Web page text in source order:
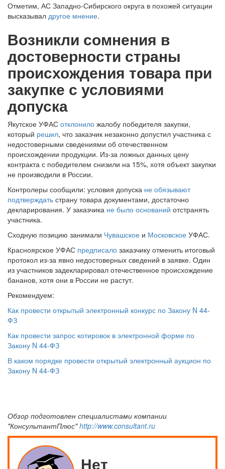
Отметим, АС Западно-Сибирского округа в похожей ситуации
высказывал другое мнение.
Возникли сомнения в
достоверности страны
происхождения товара при
закупке с условиями
допуска
Якутское УФАС отклонило жалобу победителя закупки,
который решил, что заказчик незаконно допустил участника с
недостоверными сведениями об отечественном
происхождении продукции. Из-за ложных данных цену
контракта с победителем снизили на 15%, хотя объект закупки
не производили в России.
Контролеры сообщили: условия допуска не обязывают
подтверждать страну товара документами, достаточно
декларирования. У заказчика не было оснований отстранять
участника.
Сходную позицию занимали Чувашское и Московское УФАС.
Красноярское УФАС предписало заказчику отменить итоговый
протокол из-за явно недостоверных сведений в заявке. Один
из участников задекларировал отечественное происхождение
бананов, хотя они в России не растут.
Рекомендуем:
Как провести открытый электронный конкурс по Закону N 44-
ФЗ
Как провести запрос котировок в электронной форме по
Закону N 44-ФЗ
В каком порядке провести открытый электронный аукцион по
Закону N 44-ФЗ
Обзор подготовлен специалистами компании
"КонсультантПлюс"http://www.consultant.ru
Нет